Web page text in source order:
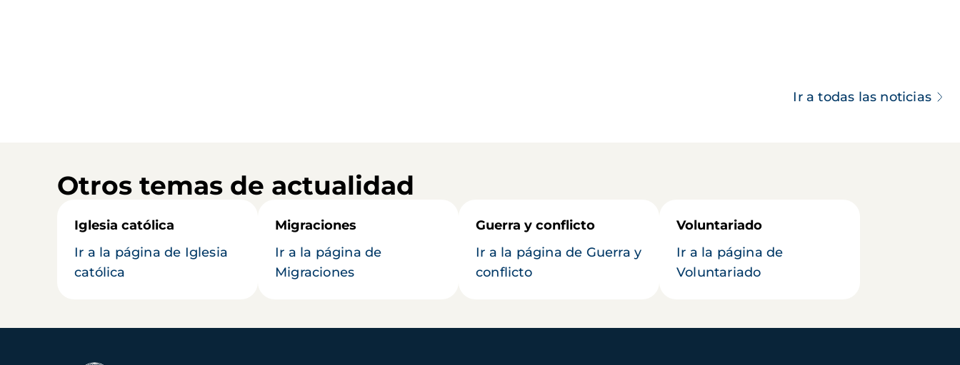
Ir a todas las noticias
Otros temas de actualidad
Iglesia católica
Ir a la página de Iglesia
católica
Migraciones
Ir a la página de
Migraciones
Guerra y conflicto
Ir a la página de Guerra y
conflicto
Voluntariado
Ir a la página de
Voluntariado